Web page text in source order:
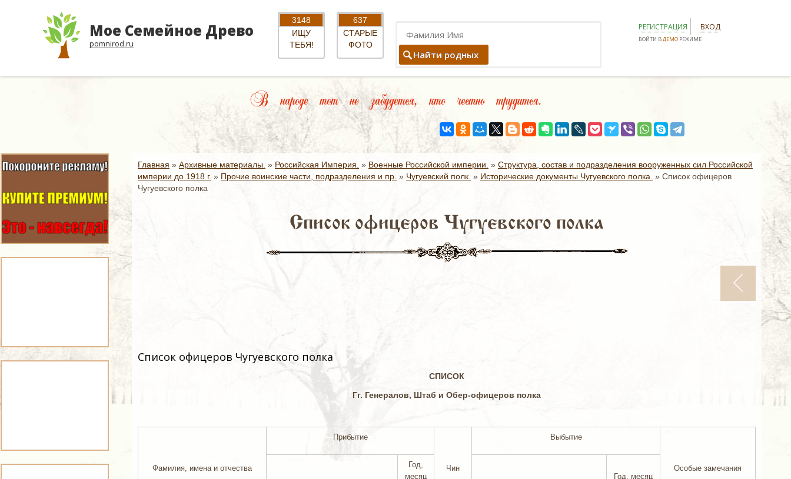
Мое Семейное Древо
pomnirod.ru
3148
ИЩУ
ТЕБЯ!
637
СТАРЫЕ
ФОТО
Найти родных
РЕГИСТРАЦИЯ ВХОД
ВОЙТИ ВДЕМО РЕЖИМЕ
В народе тот не забудется, кто честно трудится.
Главная » Архивные материалы. » Российская Империя. » Военные Российской империи. » Структура, состав и подразделения вооруженных сил Российской
империи до 1918 г. » Прочие воинские части, подразделения и пр. » Чугуевский полк. » Исторические документы Чугуевского полка. » Список офицеров
Чугуевского полка
Список офицеров Чугуевского полка
Список офицеров Чугуевского полка
СПИСОК
Гг. Генералов, Штаб и Обер-офицеров полка
Фамилия, имена и отчества
Прибытие
Чин
Выбытие
Особые замечания
Год,
месяц
Год, месяц